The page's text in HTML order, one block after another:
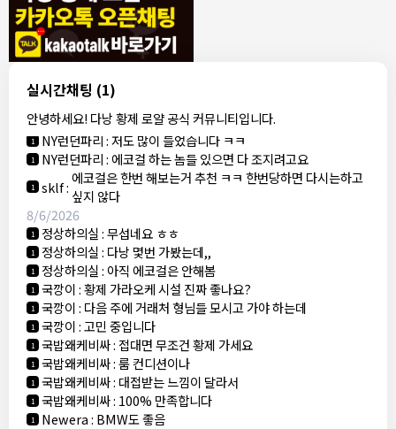
실시간채팅 (1)
안녕하세요! 다낭 황제 로얄 공식 커뮤니티입니다.
1 모기한테물림:여기도 문의해보면 바로 알려줌
1 모기한테물림:정찰가보다 쌀수 없음
1 결혼안해:ㄹㅇ 팩트 ㅋㅋㅋㅋ
결혼안해:ㄹㅇ 팩트 ㅋㅋㅋㅋ
8/5/2026
NY런던파리 :다낭 에코걸 여기서 예약 가능한가요?
1 3군:에코걸 좀 조심 하는게 좋음
1 NY런던파리:저도 많이 들었습니다 ㅋㅋ
1 NY런던파리: 에코걸 하는 놈들 있으면 다 조지려고요
1 sklf: 에코걸은 한번 해보는거 추천 ㅋㅋ 한번당하면 다시는하고
싶지 않다
8/6/2026
1 정상하의실:무섭네요 ㅎㅎ
1 정상하의실: 다낭 몇번 가봤는데,,
1 정상하의실: 아직 에코걸은 안해봄
1 국깡이:황제 가라오케 시설 진짜 좋나요?
1 국깡이: 다음 주에 거래처 형님들 모시고 가야 하는데
1 국깡이:고민 중입니다
1 국밥왜케비싸: 접대면 무조건 황제 가세요
1 국밥왜케비싸:룸 컨디션이나
1 국밥왜케비싸: 대접받는 느낌이 달라서
1 국밥왜케비싸: 100% 만족합니다
1 Newera: BMW도 좋음